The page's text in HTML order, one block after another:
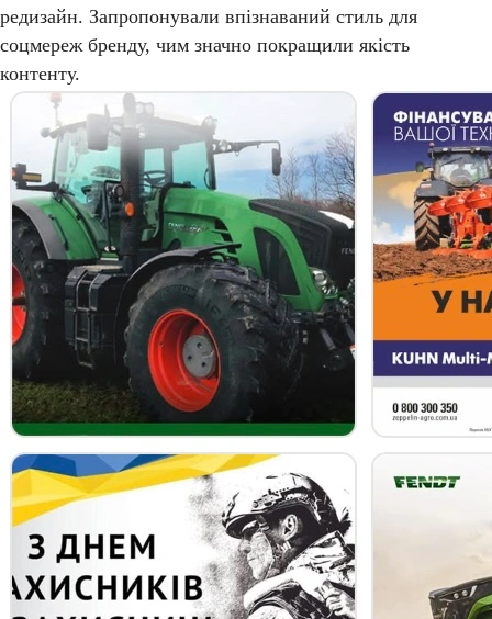
редизайн. Запропонували впізнаваний стиль для
соцмереж бренду, чим значно покращили якість
контенту.